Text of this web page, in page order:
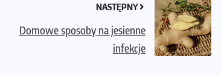
NASTĘPNY
Domowe sposoby na jesienne
infekcje